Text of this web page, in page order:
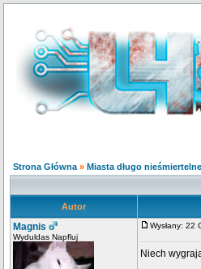
Strona Główna » Miasta długo nieśmiertelne
Autor
Magnis
Wyduldas Napfluj
Wysłany:
Niech